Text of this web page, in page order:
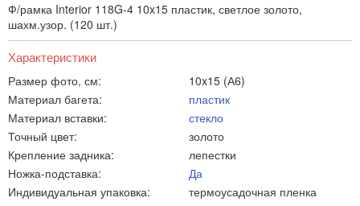
Ф/рамка Interior 118G-4 10x15 пластик, светлое золото,
шахм.узор. (120 шт.)
Характеристики
Размер фото, см:
10x15 (А6)
Материал багета:
пластик
Материал вставки:
стекло
Точный цвет:
золото
Крепление задника:
лепестки
Ножка-подставка:
Да
Индивидуальная упаковка:
термоусадочная пленка